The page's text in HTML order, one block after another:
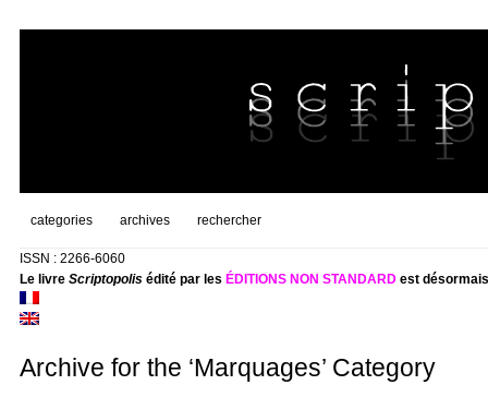
categories archives rechercher
ISSN : 2266-6060
Le livre Scriptopolisédité par les ÉDITIONS NON STANDARDest
Archive for the ‘Marquages’ Category